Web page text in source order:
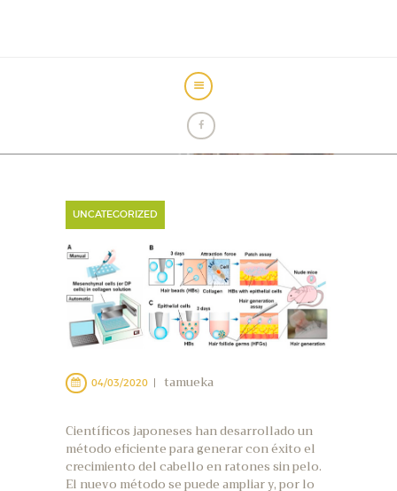
ALOPECIA
CIRUGÍA
CLÍNICAS
MICROPIGMENTACIÓN
SIN CIRUGÍA
UNCATEGORIZED
04/03/2020 tamueka
Científicos japoneses han desarrollado un
método eficiente para generar con éxito el
crecimiento del cabello en ratones sin pelo.
El nuevo método se puede ampliar y, por lo